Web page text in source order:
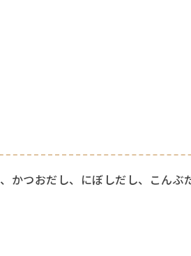
かつおだし、にぼしだし、こんぶ